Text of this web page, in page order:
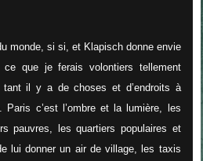
monde, si si, et Klapisch donne envie
ce que je ferais volontiers tellement
il y a de choses et d’endroits à
Paris c’est l’ombre et la lumière, les
pauvres, les quartiers populaires et
lui donner un air de village, les taxis